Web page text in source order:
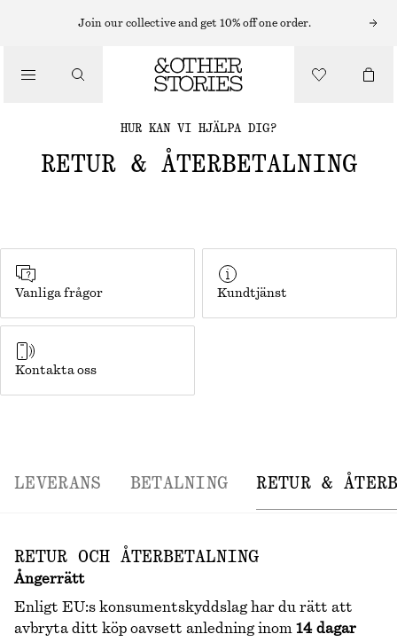
Join our collective and get 10% off one order.
HUR KAN VI HJÄLPA DIG?
RETUR & ÅTERBETALNING
Vanliga frågor Kundtjänst
Kontakta oss
LEVERANS BETALNING RETUR &
RETUR OCH ÅTERBETALNING
Ångerrätt
Enligt EU:s konsumentskyddslag har du rätt att
avbryta ditt köp oavsett anledning inom 14 dagar